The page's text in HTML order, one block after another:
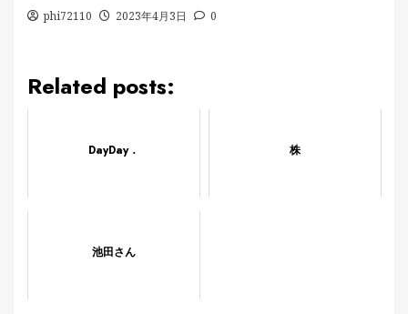
phi72110 2023年4月3日 0
Related posts:
DayDay． 株
池田さん